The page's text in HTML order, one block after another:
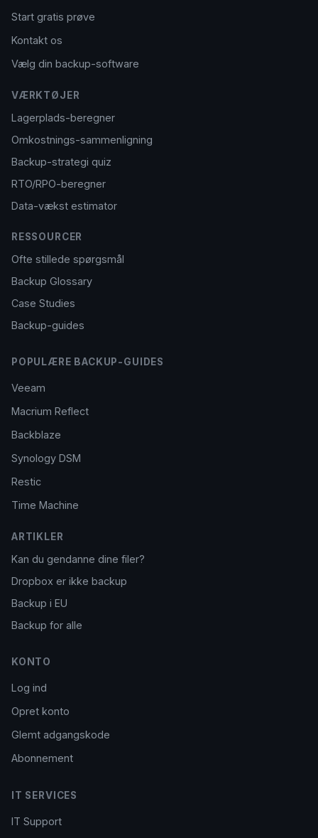
Start gratis prøve
Kontakt os
Vælg din backup-software
VÆRKTØJER
Lagerplads-beregner
Omkostnings-sammenligning
Backup-strategi quiz
RTO/RPO-beregner
Data-vækst estimator
RESSOURCER
Ofte stillede spørgsmål
Backup Glossary
Case Studies
Backup-guides
POPULÆRE BACKUP-GUIDES
Veeam
Macrium Reflect
Backblaze
Synology DSM
Restic
Time Machine
ARTIKLER
Kan du gendanne dine filer?
Dropbox er ikke backup
Backup i EU
Backup for alle
KONTO
Log ind
Opret konto
Glemt adgangskode
Abonnement
IT SERVICES
IT Support